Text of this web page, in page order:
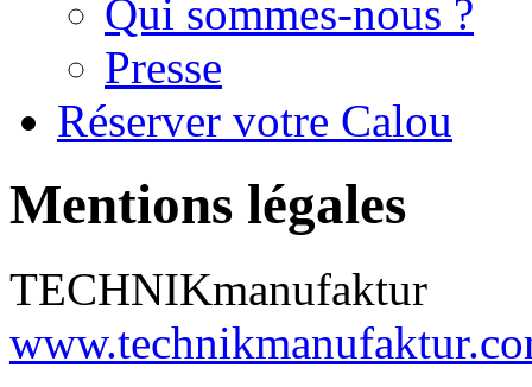
Qui sommes-nous ?
Presse
Réserver votre Calou
Mentions légales
TECHNIKmanufaktur